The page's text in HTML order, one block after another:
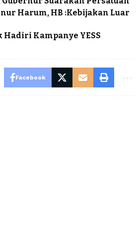
Harum, HB :Kebijakan Luar
Hadiri Kampanye YESS
Facebook